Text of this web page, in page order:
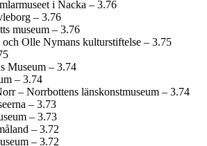
i Nacka – 3.76
– 3.76
museum – 3.76
och Olle Nymans kulturstiftelse – 3.75
Museum – 3.74
– 3.74
– Norrbottens länskonst­museum – 3.74
– 3.73
– 3.73
– 3.72
– 3.72